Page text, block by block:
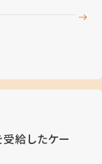
給したケー